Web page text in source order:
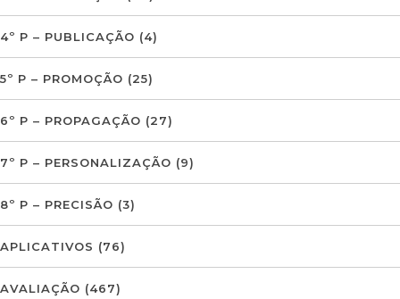
4º P – PUBLICAÇÃO (4)
5º P – PROMOÇÃO (25)
6º P – PROPAGAÇÃO (27)
7º P – PERSONALIZAÇÃO (9)
8º P – PRECISÃO (3)
APLICATIVOS (76)
AVALIAÇÃO (467)